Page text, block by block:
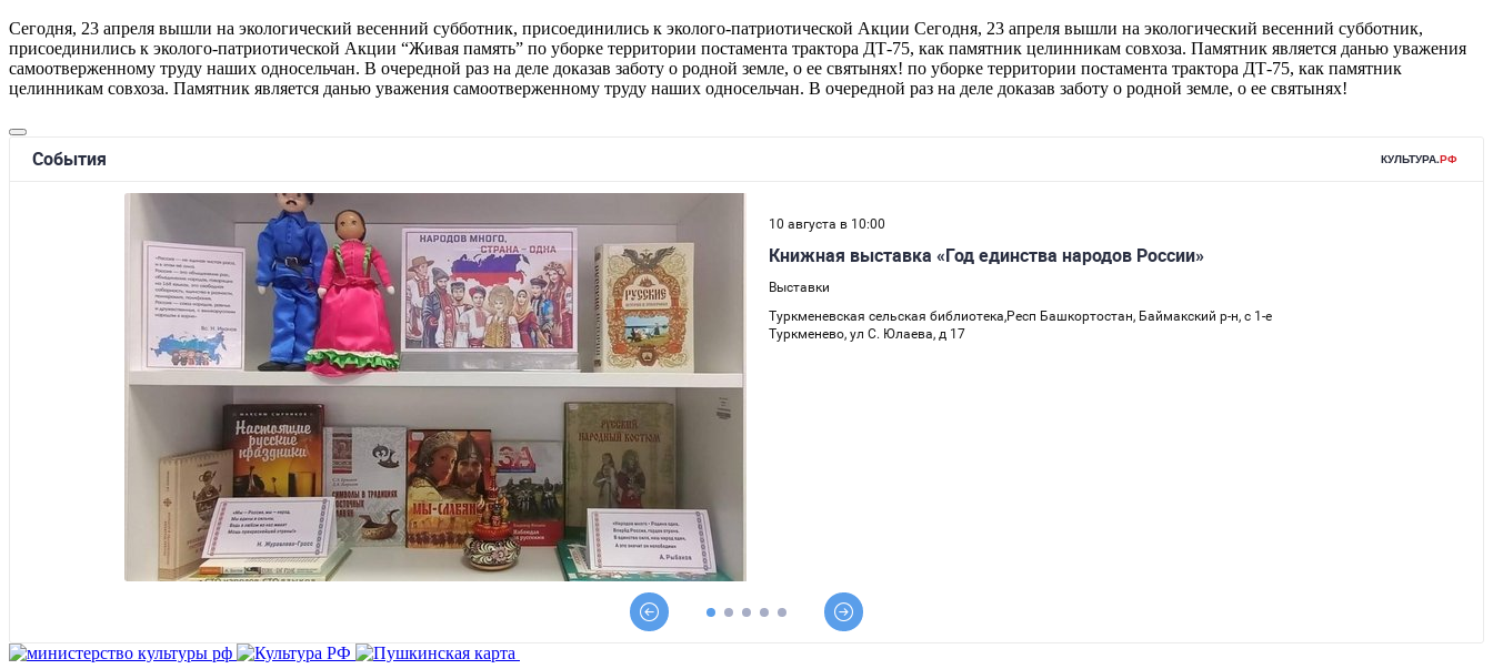
Сегодня, 23 апреля вышли на экологический весенний субботник, присоединились к эколого-патриотической Акции Сегодня, 23 апреля вышли на экологический весенний субботник,
присоединились к эколого-патриотической Акции “Живая память” по уборке территории постамента трактора ДТ-75, как памятник целинникам совхоза. Памятник является данью уважения
самоотверженному труду наших односельчан. В очередной раз на деле доказав заботу о родной земле, о ее святынях! по уборке территории постамента трактора ДТ-75, как памятник
целинникам совхоза. Памятник является данью уважения самоотверженному труду наших односельчан. В очередной раз на деле доказав заботу о родной земле, о ее святынях!